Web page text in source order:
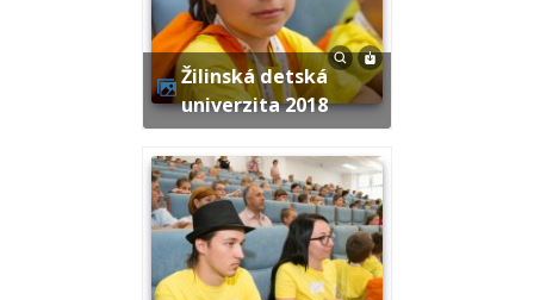
Žilinská detská
univerzita 2018